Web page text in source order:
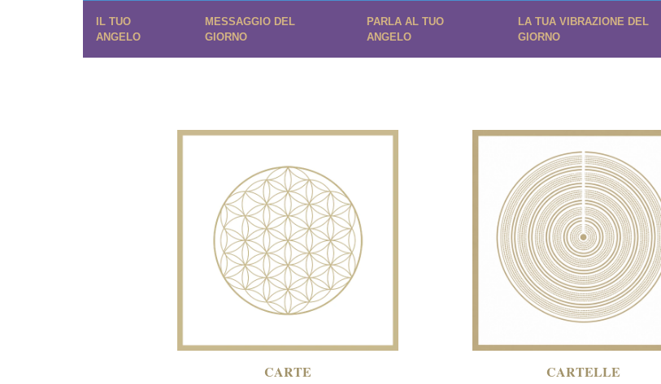
IL TUO
ANGELO
MESSAGGIO DEL
GIORNO
PARLA AL TUO
ANGELO
LA TUA VIBRAZIONE DEL
GIORNO
CARTE CARTELLE